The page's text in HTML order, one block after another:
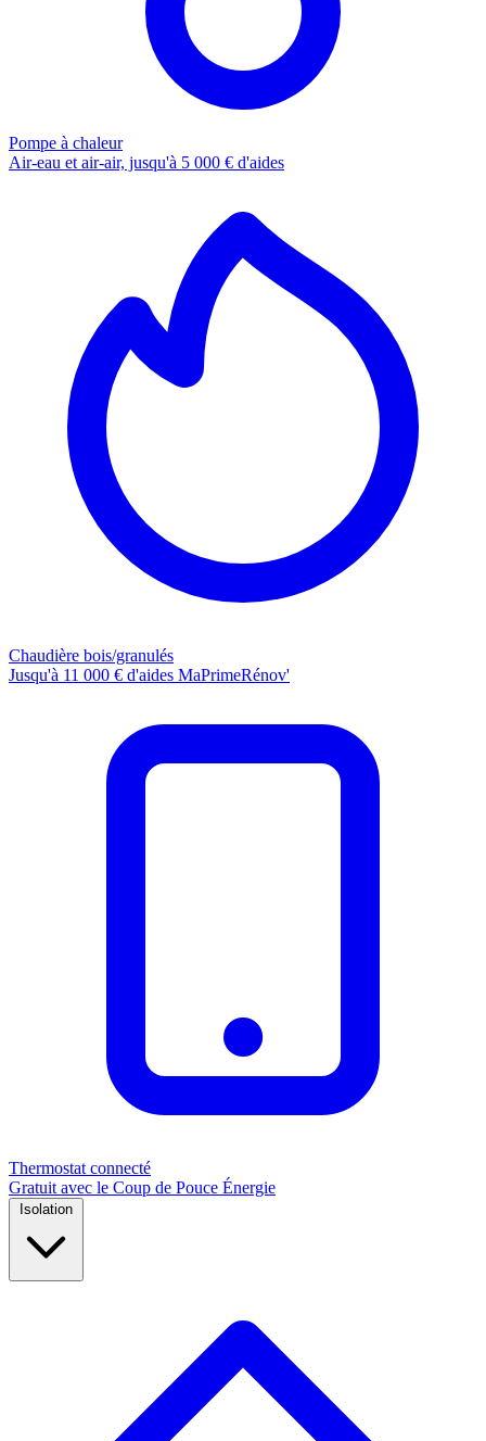
Pompe à chaleur
Air-eau et air-air, jusqu'à 5 000 € d'aides
Chaudière bois/granulés
Jusqu'à 11 000 € d'aides MaPrimeRénov'
Thermostat connecté
Gratuit avec le Coup de Pouce Énergie